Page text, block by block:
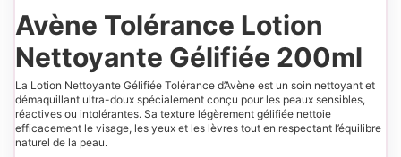
Avène Tolérance Lotion
Nettoyante Gélifiée 200ml
La Lotion Nettoyante Gélifiée Tolérance d’Avène est un soin nettoyant et
démaquillant ultra-doux spécialement conçu pour les peaux sensibles,
réactives ou intolérantes. Sa texture légèrement gélifiée nettoie
efficacement le visage, les yeux et les lèvres tout en respectant l’équilibre
naturel de la peau.